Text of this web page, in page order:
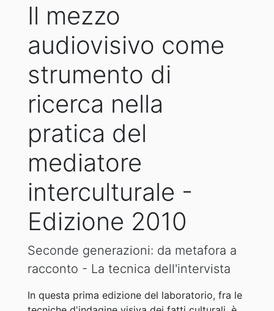
Il mezzo
audiovisivo come
strumento di
ricerca nella
pratica del
mediatore
interculturale -
Edizione 2010
Seconde generazioni: da metafora a
racconto - La tecnica dell'intervista
In questa prima edizione del laboratorio, fra le